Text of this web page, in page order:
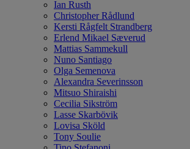
Ian Rusth
Christopher Rådlund
Kersti Rågfelt Strandberg
Erlend Mikael Sæverud
Mattias Sammekull
Nuno Santiago
Olga Semenova
Alexandra Severinsson
Mitsuo Shiraishi
Cecilia Sikström
Lasse Skarbövik
Lovisa Sköld
Tony Soulie